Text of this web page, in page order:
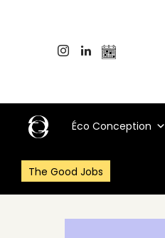
Éco Conception
The Good Jobs